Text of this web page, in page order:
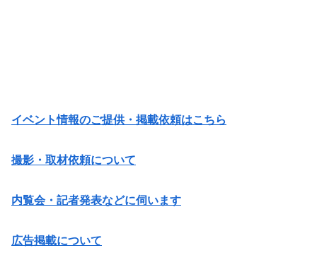
イベント情報のご提供・掲載依頼はこちら
撮影・取材依頼について
内覧会・記者発表などに伺います
広告掲載について